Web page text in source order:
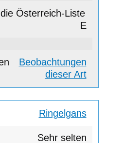
E
Beobachtungen
dieser Art
Ringelgans
Sehr selten